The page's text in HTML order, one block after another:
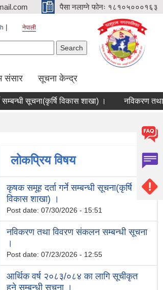
पैसा नलाग्ने फोनः १८१०५०००१६३
नेपाली
संसार सूचना केन्द्र
सूचना(कृर्षि विकास शाखा) । नविकरण तथा
लोकप्रिय विषय
कृषक समूह दर्ता गर्ने सम्बन्धी सूचना(कृर्षि
विकास शाखा) ।
Post date: 07/30/2026 - 15:51
नविकरण तथा विवरण संकलन सम्बन्धी सूचना
।
Post date: 07/23/2026 - 12:55
आर्थिक वर्ष २०८३/०८४ का लागि सूचीकृत
हुने सम्बन्धी सूचना ।